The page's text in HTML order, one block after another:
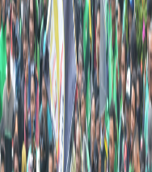
Iqtishodia
Sastra
Literasi Umat